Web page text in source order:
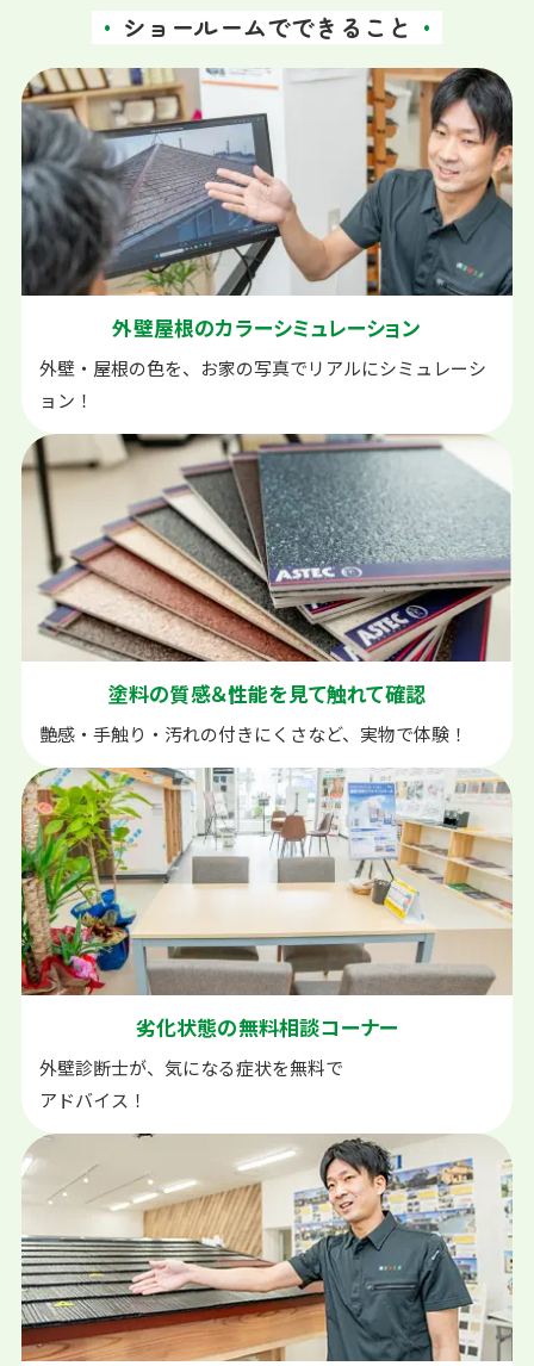
ショールームでできること
外壁屋根のカラーシミュレーション
外壁・屋根の色を、お家の写真でリアルにシミュレーシ
ョン！
塗料の質感＆性能を見て触れて確認
艶感・手触り・汚れの付きにくさなど、実物で体験！
劣化状態の無料相談コーナー
外壁診断士が、気になる症状を無料で
アドバイス！